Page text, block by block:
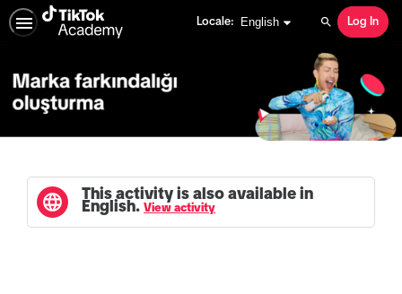
Locale:
English selected English Search
Log In
This activity is also available in
English. View activity